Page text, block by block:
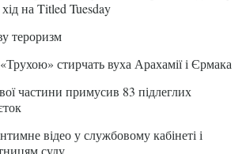
на Titled Tuesday
тероризм
стирчать вуха Арахамії і Єрмака
частини примусив 83 підлеглих
відео у службовому кабінеті і
суду